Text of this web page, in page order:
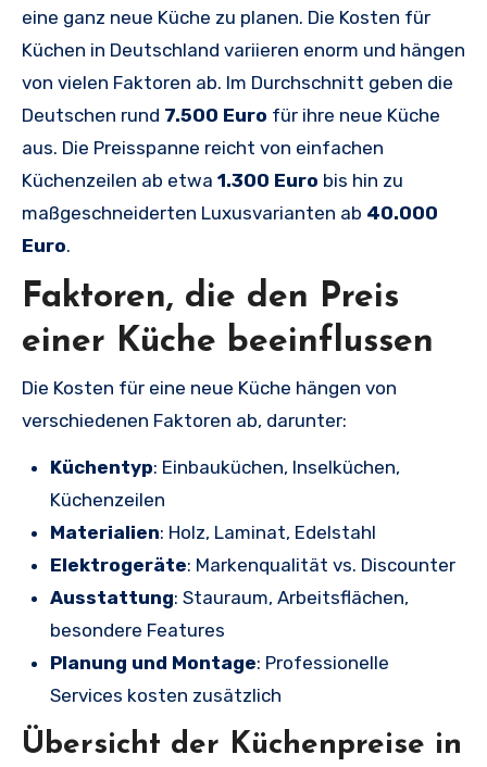
eine ganz neue Küche zu planen. Die Kosten für
Küchen in Deutschland variieren enorm und hängen
von vielen Faktoren ab. Im Durchschnitt geben die
Deutschen rund 7.500 Euro für ihre neue Küche
aus. Die Preisspanne reicht von einfachen
Küchenzeilen ab etwa 1.300 Euro bis hin zu
maßgeschneiderten Luxusvarianten ab 40.000
Euro.
Faktoren, die den Preis
einer Küche beeinflussen
Die Kosten für eine neue Küche hängen von
verschiedenen Faktoren ab, darunter:
Küchentyp: Einbauküchen, Inselküchen,
Küchenzeilen
Materialien: Holz, Laminat, Edelstahl
Elektrogeräte: Markenqualität vs. Discounter
Ausstattung: Stauraum, Arbeitsflächen,
besondere Features
Planung und Montage: Professionelle
Services kosten zusätzlich
Übersicht der Küchenpreise in